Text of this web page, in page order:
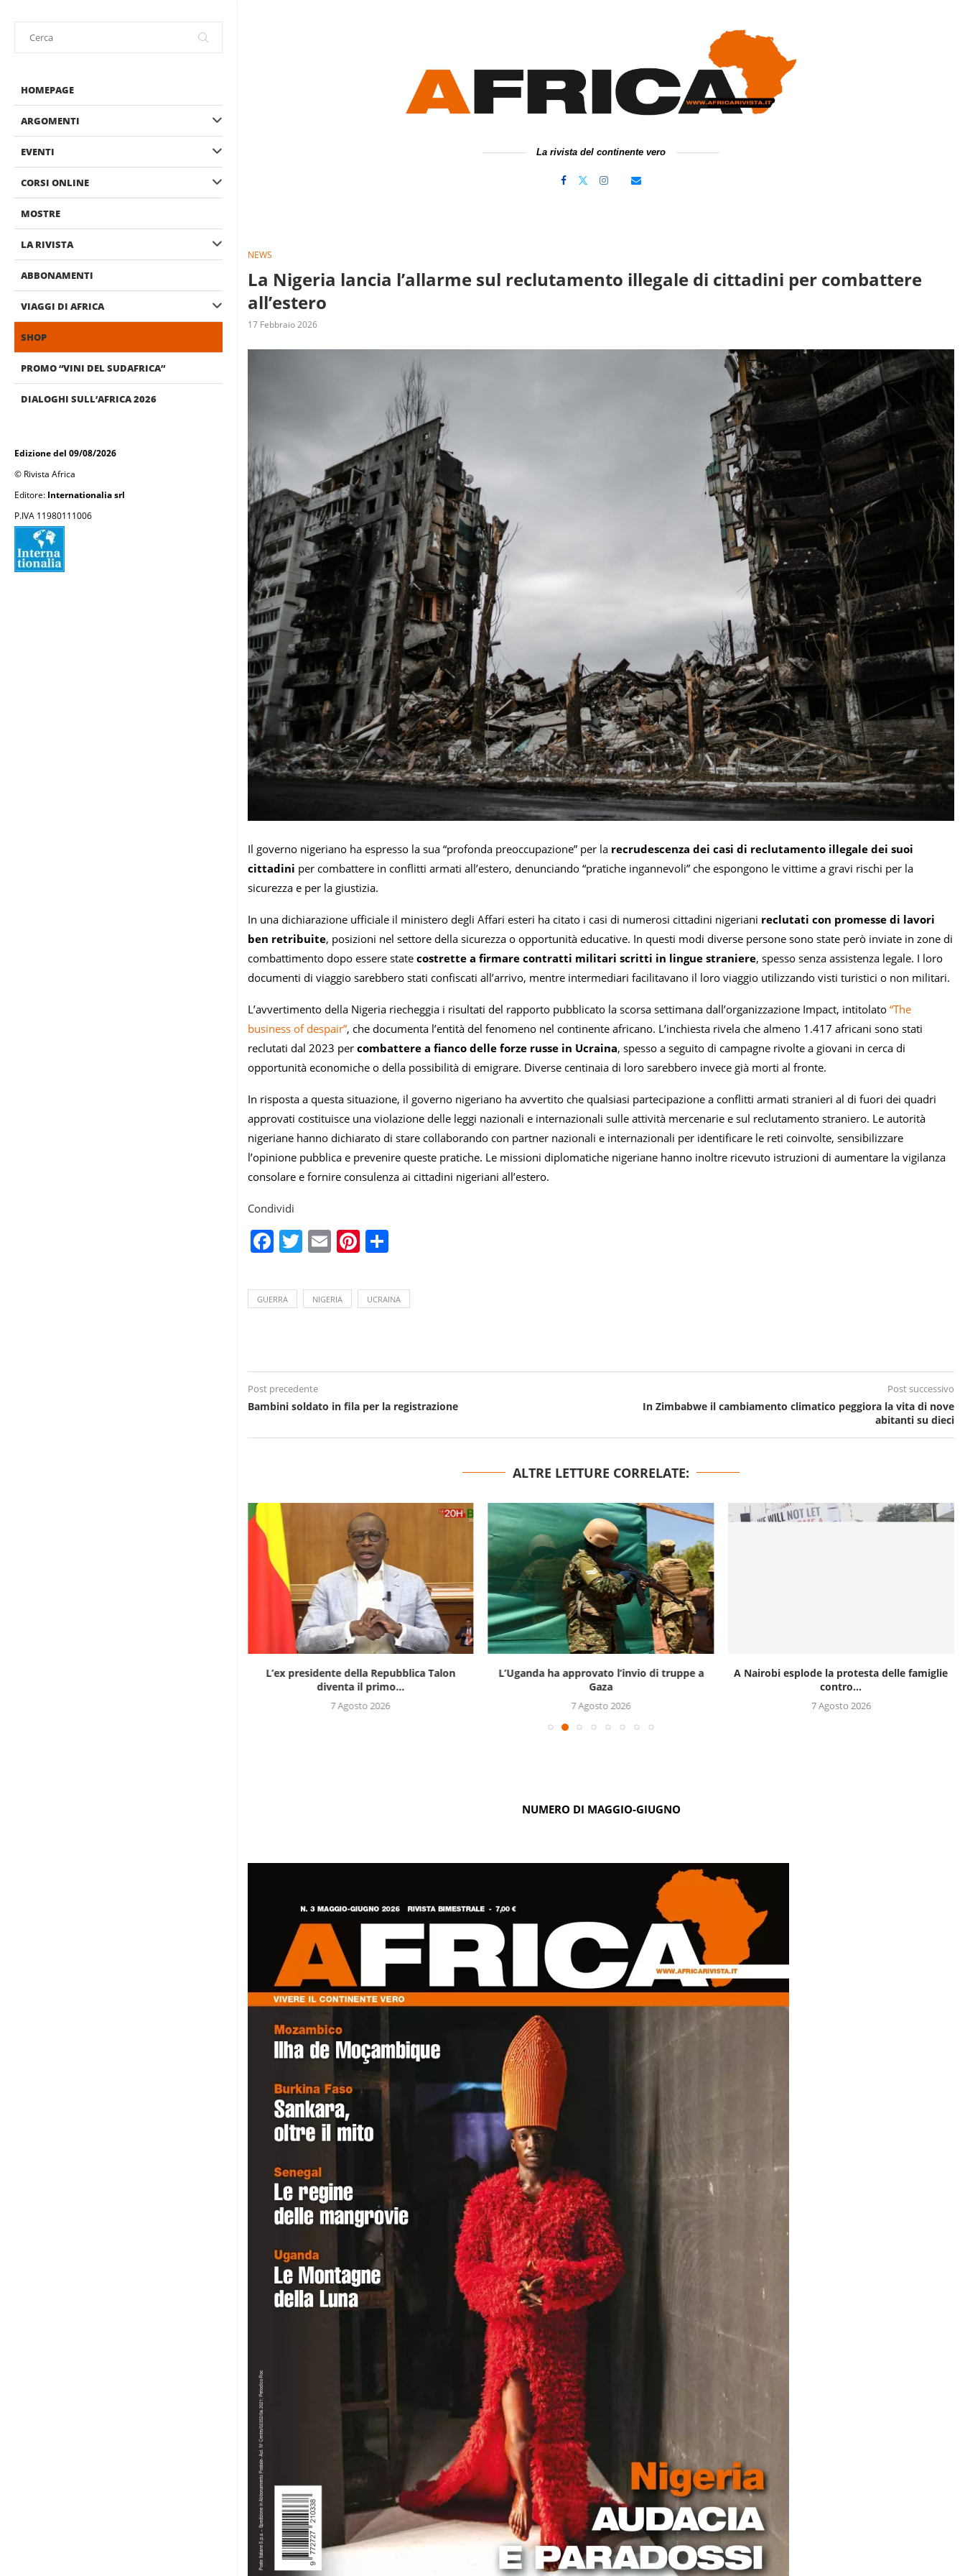
HOMEPAGE
ARGOMENTI
EVENTI
CORSI ONLINE
MOSTRE
LA RIVISTA
ABBONAMENTI
VIAGGI DI AFRICA
SHOP
PROMO “VINI DEL SUDAFRICA”
DIALOGHI SULL’AFRICA 2026
Edizione del 09/08/2026
© Rivista Africa
Editore: Internationalia srl
P.IVA 11980111006
La rivista del continente vero
NEWS
La Nigeria lancia l’allarme sul reclutamento illegale di cittadini per combattere
all’estero
17 Febbraio 2026
Il governo nigeriano ha espresso la sua “profonda preoccupazione” per la recrudescenza dei casi di reclutamento illegale dei suoi
cittadini per combattere in conflitti armati all’estero, denunciando “pratiche ingannevoli” che espongono le vittime a gravi rischi per la
sicurezza e per la giustizia.
In una dichiarazione ufficiale il ministero degli Affari esteri ha citato i casi di numerosi cittadini nigeriani reclutati con promesse di lavori
ben retribuite, posizioni nel settore della sicurezza o opportunità educative. In questi modi diverse persone sono state però inviate in zone di
combattimento dopo essere state costrette a firmare contratti militari scritti in lingue straniere, spesso senza assistenza legale. I loro
documenti di viaggio sarebbero stati confiscati all’arrivo, mentre intermediari facilitavano il loro viaggio utilizzando visti turistici o non militari.
L’avvertimento della Nigeria riecheggia i risultati del rapporto pubblicato la scorsa settimana dall’organizzazione Impact, intitolato “The
business of despair”, che documenta l’entità del fenomeno nel continente africano. L’inchiesta rivela che almeno 1.417 africani sono stati
reclutati dal 2023 per combattere a fianco delle forze russe in Ucraina, spesso a seguito di campagne rivolte a giovani in cerca di
opportunità economiche o della possibilità di emigrare. Diverse centinaia di loro sarebbero invece già morti al fronte.
In risposta a questa situazione, il governo nigeriano ha avvertito che qualsiasi partecipazione a conflitti armati stranieri al di fuori dei quadri
approvati costituisce una violazione delle leggi nazionali e internazionali sulle attività mercenarie e sul reclutamento straniero. Le autorità
nigeriane hanno dichiarato di stare collaborando con partner nazionali e internazionali per identificare le reti coinvolte, sensibilizzare
l’opinione pubblica e prevenire queste pratiche. Le missioni diplomatiche nigeriane hanno inoltre ricevuto istruzioni di aumentare la vigilanza
consolare e fornire consulenza ai cittadini nigeriani all’estero.
Condividi
Facebook
Twitter
EmailPinterest
GUERRA NIGERIA UCRAINA
Post precedente
Bambini soldato in fila per la registrazione
Post successivo
In Zimbabwe il cambiamento climatico peggiora la vita di nove
abitanti su dieci
ALTRE LETTURE CORRELATE:
L’ex presidente della Repubblica Talon
diventa il primo...
7 Agosto 2026
L’Uganda ha approvato l’invio di truppe a
Gaza
7 Agosto 2026
A Nairobi esplode la protesta delle famiglie
contro...
7 Agosto 2026
NUMERO DI MAGGIO-GIUGNO